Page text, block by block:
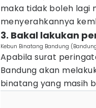
maka tidak boleh lagi
menyerahkannya
3. Bakal lakukan
Kebun Binatang Bandung
Apabila surat
Bandung akan
binatang yang masih